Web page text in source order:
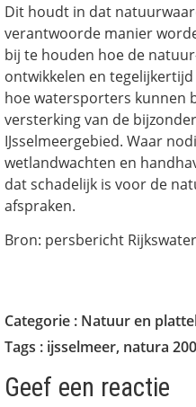
Dit houdt in dat
verantwoorde manier
bij te houden hoe de
ontwikkelen en
hoe watersporters kunnen
versterking van de
IJsselmeergebied. Waar
wetlandwachten en
dat schadelijk is voor de
afspraken.
Bron: persbericht
Categorie : Natuur en
Tags : ijsselmeer, natura
Geef een reactie